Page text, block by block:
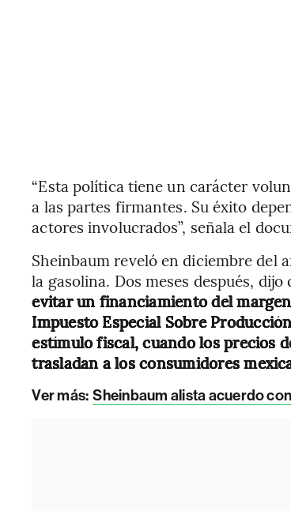
“Esta política tiene un carácter
a las partes firmantes. Su éxito
actores involucrados”, señala el
Sheinbaum reveló en diciembre del
la gasolina. Dos meses después,
evitar un financiamiento del
Impuesto Especial Sobre
estímulo fiscal, cuando los precios
trasladan a los consumidores
Ver más: Sheinbaum alista acuerdo